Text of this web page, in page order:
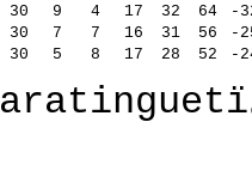
30 9 4 17 32 64
-
30 7 7 16 31 56
-
30 5 8 17 28 52 -